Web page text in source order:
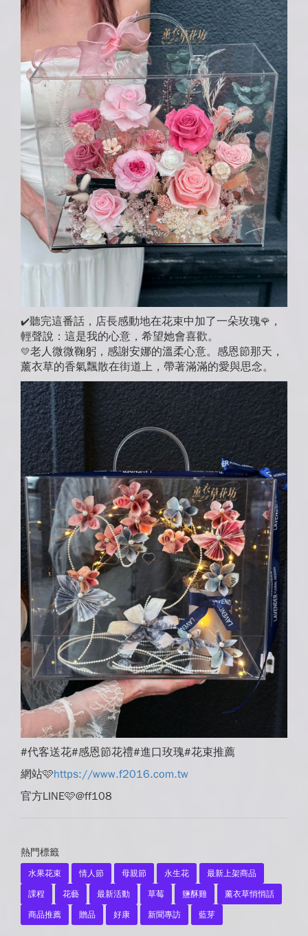
✔️聽完這番話，店長感動地在花束中加了一朵玫瑰🌹 ，
輕聲說：這是我的心意，希望她會喜歡。
💛老人微微鞠躬，感謝安娜的溫柔心意。感恩節那天，
薰衣草的香氣飄散在街道上，帶著滿滿的愛與思念。
#代客送花#感恩節花禮#進口玫瑰#花束推薦
網站🩷https://www.f2016.com.tw
官方LINE🩷@ff108
熱門標籤
水果花束 情人節 母親節 永生花
最新上架商品
課程
花藝 最新活動 草莓 鹽酥雞
薰衣草悄悄話
商品推薦
贈品 好康 新聞專訪 藍芽